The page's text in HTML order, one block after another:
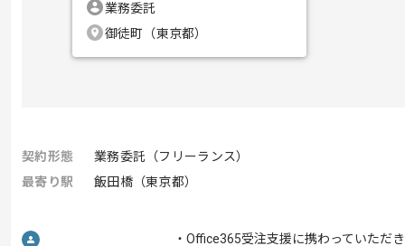
業務委託
御徒町（東京都）
契約形態
業務委託（フリーランス）
最寄り駅
飯田橋（東京都）
・Office365受注支援に携わっていただ